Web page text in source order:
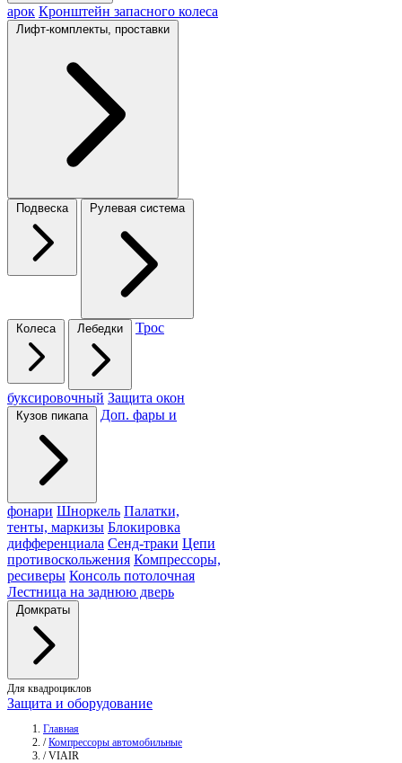
арок Кронштейн запасного колеса
Лифт-комплекты, проставки
Подвеска Рулевая система
Колеса Лебедки Трос
буксировочный Защита окон
Кузов пикапа Доп. фары и
фонари Шноркель Палатки,
тенты, маркизы Блокировка
дифференциала Сенд-траки Цепи
противоскольжения Компрессоры,
ресиверы Консоль потолочная
Лестница на заднюю дверь
Домкраты
Для квадроциклов
Защита и оборудование
Главная
/ Компрессоры автомобильные
/ VIAIR